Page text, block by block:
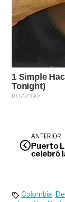
ANTERIOR
Puerto
celebró
Colombia